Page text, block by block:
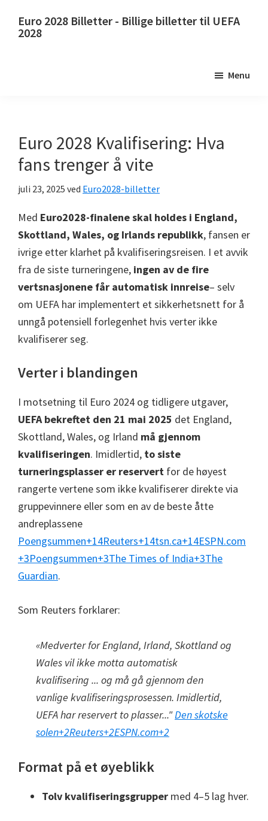
Euro 2028 Billetter - Billige billetter til UEFA
2028
UEFA
European
Football
Championship
billetter,
Wembley
London,
Manchester,
Cardiff,
Villa
Park
Menu
Euro 2028 Kvalifisering: Hva
fans trenger å vite
juli 23, 2025 ved Euro2028-billetter
Med Euro2028-finalene skal holdes i England,
Skottland, Wales, og Irlands republikk, fansen er
ivrige etter klarhet på kvalifiseringsreisen. I et avvik
fra de siste turneringene, ingen av de fire
vertsnasjonene får automatisk innreise– selv
om UEFA har implementert et sikkerhetsnett for å
unngå potensiell forlegenhet hvis verter ikke
kvalifiserer seg.
Verter i blandingen
I motsetning til Euro 2024 og tidligere utgaver,
UEFA bekreftet den 21 mai 2025 det England,
Skottland, Wales, og Irland må gjennom
kvalifiseringen. Imidlertid, to siste
turneringsplasser er reservert for de høyest
rangerte vertene som ikke kvalifiserer direkte via
gruppevinnere eller som en av de beste åtte
andreplassene
Poengsummen+14Reuters+14tsn.ca+14ESPN.com
+3Poengsummen+3The Times of India+3The
Guardian.
Som Reuters forklarer:
«Medverter for England, Irland, Skottland og
Wales vil ikke motta automatisk
kvalifisering ... og må gå gjennom den
vanlige kvalifiseringsprosessen. Imidlertid,
UEFA har reservert to plasser..."Den skotske
solen+2Reuters+2ESPN.com+2
Format på et øyeblikk
Tolv kvalifiseringsgrupper med 4–5 lag hver.